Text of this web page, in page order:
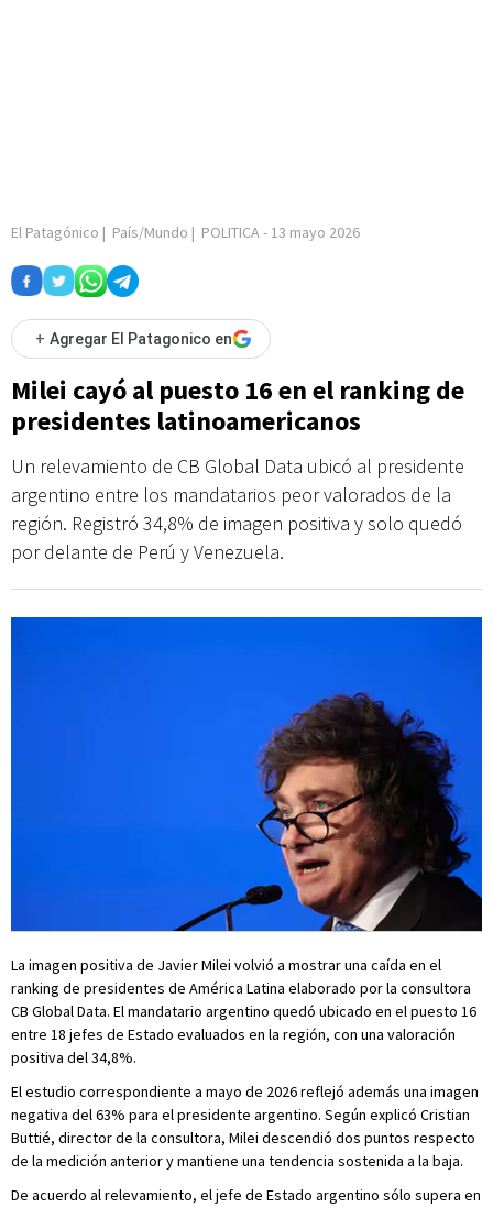
El Patagónico | País/Mundo | POLITICA- 13 mayo 2026
+ Agregar El Patagonico en
Milei cayó al puesto 16 en el ranking de
presidentes latinoamericanos
Un relevamiento de CB Global Data ubicó al presidente
argentino entre los mandatarios peor valorados de la
región. Registró 34,8% de imagen positiva y solo quedó
por delante de Perú y Venezuela.
La imagen positiva de Javier Milei volvió a mostrar una caída en el
ranking de presidentes de América Latina elaborado por la consultora
CB Global Data. El mandatario argentino quedó ubicado en el puesto 16
entre 18 jefes de Estado evaluados en la región, con una valoración
positiva del 34,8%.
El estudio correspondiente a mayo de 2026 reflejó además una imagen
negativa del 63% para el presidente argentino. Según explicó Cristian
Buttié, director de la consultora, Milei descendió dos puntos respecto
de la medición anterior y mantiene una tendencia sostenida a la baja.
De acuerdo al relevamiento, el jefe de Estado argentino sólo supera en